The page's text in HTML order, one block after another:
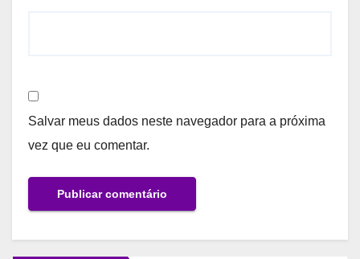
Salvar meus dados neste navegador para a próxima
vez que eu comentar.